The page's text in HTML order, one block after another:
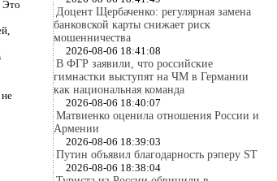
Это
Доцент Щербаченко: регулярная замена
банковской карты снижает риск
мошенничества
2026-08-06 18:41:08
В ФГР заявили, что российские
гимнастки выступят на ЧМ в Германии
как национальная команда
2026-08-06 18:40:07
Матвиенко оценила отношения России и
Армении
2026-08-06 18:39:03
Путин объявил благодарность рэперу ST
2026-08-06 18:38:04